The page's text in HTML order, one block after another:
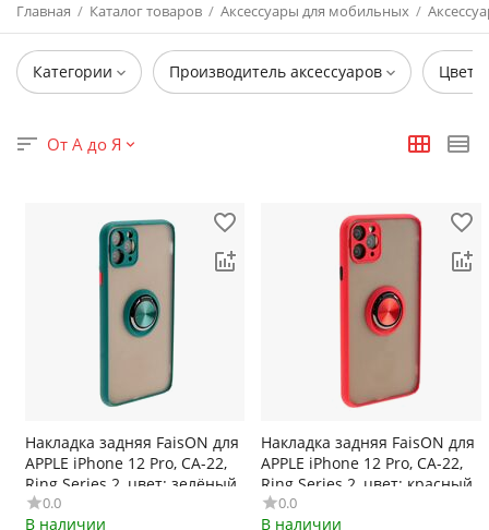
Главная / Каталог товаров / Аксессуары для мобильных /
Категории Производитель аксессуаров Цвет
От А до Я
Накладка задняя FaisON для
APPLE iPhone 12 Pro, CA-22,
Ring Series 2, цвет: зелёный
0.0
В наличии
Накладка задняя FaisON для
APPLE iPhone 12 Pro, CA-22,
Ring Series 2, цвет: красный
0.0
В наличии